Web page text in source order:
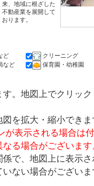
来、地域に根ざした
不動産業を展開して
おります。
ど
クリーニング
など 保育園・幼稚園
。地図上でクリッ
を拡大・縮小できま
が表示される場合は
る場合がございます
で、地図上に表示
ない場合がござい